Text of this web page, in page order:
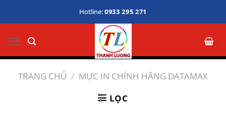
dung
Hotline:0933 295 271
TRANG CHỦ / MỰC IN CHÍNH HÃNG DATAMAX
LỌC